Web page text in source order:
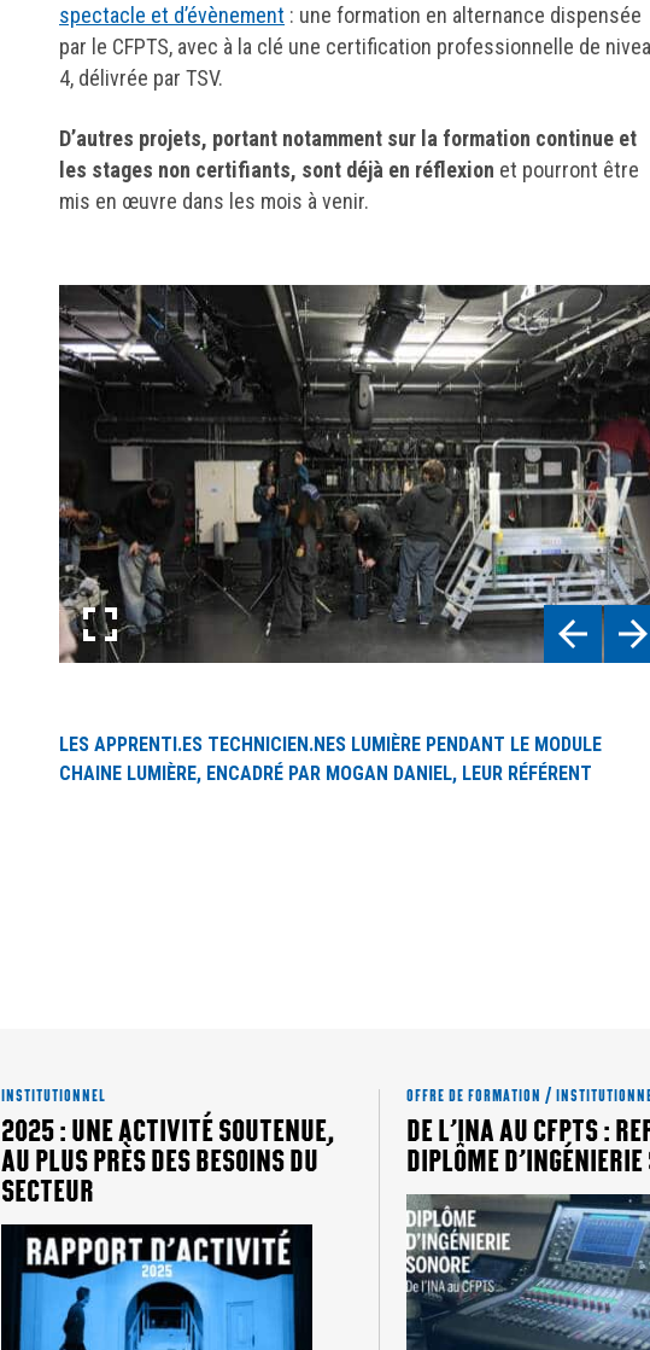
spectacle et d’évènement : une formation en alternance dispensée
par le CFPTS, avec à la clé une certification professionnelle de
4, délivrée par TSV.
D’autres projets, portant notamment sur la formation continue et
les stages non certifiants, sont déjà en réflexion et pourront être
mis en œuvre dans les mois à venir.
PLEIN ÉCRAN
LES APPRENTI.ES TECHNICIEN.NES LUMIÈRE PENDANT LE MODULE
CHAINE LUMIÈRE, ENCADRÉ PAR MOGAN DANIEL, LEUR RÉFÉRENT
INSTITUTIONNEL
2025 : UNE ACTIVITÉ SOUTENUE,
AU PLUS PRÈS DES BESOINS DU
SECTEUR
OFFRE DE FORMATION /
DE L’INA AU CFPTS :
DIPLÔME D’INGÉNIERIE